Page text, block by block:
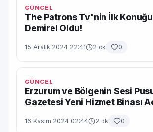
GÜNCEL
The Patrons Tv'nin İlk
Demirel Oldu!
15 Aralık 2024 22:41 2 dk 0
GÜNCEL
Erzurum ve Bölgenin Sesi
Gazetesi Yeni Hizmet Binası
16 Kasım 2024 02:44 2 dk 0